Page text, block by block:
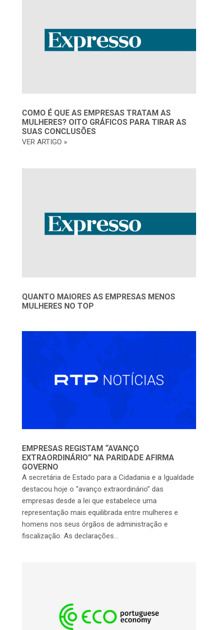
COMO É QUE AS EMPRESAS TRATAM AS
MULHERES? OITO GRÁFICOS PARA TIRAR AS
SUAS CONCLUSÕES
VER ARTIGO »
QUANTO MAIORES AS EMPRESAS MENOS
MULHERES NO TOP
EMPRESAS REGISTAM “AVANÇO
EXTRAORDINÁRIO” NA PARIDADE AFIRMA
GOVERNO
A secretária de Estado para a Cidadania e a Igualdade
destacou hoje o “avanço extraordinário” das
empresas desde a lei que estabelece uma
representação mais equilibrada entre mulheres e
homens nos seus órgãos de administração e
fiscalização. As declarações...